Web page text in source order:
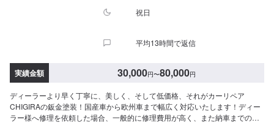
祝日
平均13時間で返信
実績金額 30,000円〜80,000円
ディーラーより早く丁寧に、美しく、そして低価格、それがカーリペア
CHIGIRAの鈑金塗装！国産車から欧州車まで幅広く対応いたします！ディー
ラー様へ修理を依頼した場合、一般的に修理費用が高く、また納車までの時